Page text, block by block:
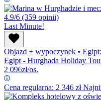
4.9/6 (359 opinii)
Last Minute!
Objazd + wypoczynek •
Egipt - Hurghada Holiday
2 096zł/os.
Cena regularna: 2 346 zł